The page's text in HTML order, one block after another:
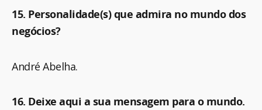
15. Personalidade(s) que admira no mundo dos
negócios?
André Abelha.
16. Deixe aqui a sua mensagem para o mundo.